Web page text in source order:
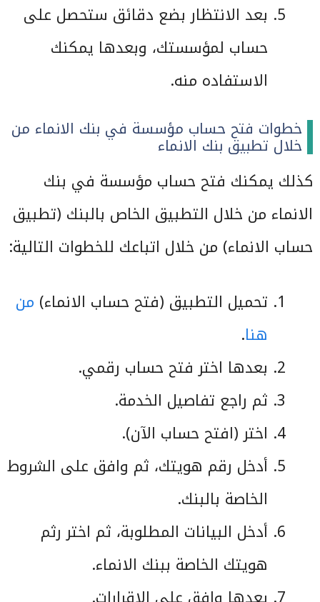
بعد الانتظار بضع دقائق ستحصل على
حساب لمؤسستك، وبعدها يمكنك
الاستفاده منه.
خطوات فتح حساب مؤسسة في بنك الانماء من
خلال تطبيق بنك الانماء
كذلك يمكنك فتح حساب مؤسسة في بنك
الانماء من خلال التطبيق الخاص بالبنك (تطبيق
حساب الانماء) من خلال اتباعك للخطوات التالية:
تحميل التطبيق (فتح حساب الانماء) من
هنا.
بعدها اختر فتح حساب رقمي.
ثم راجع تفاصيل الخدمة.
اختر (افتح حساب الآن).
أدخل رقم هويتك، ثم وافق على الشروط
الخاصة بالبنك.
أدخل البيانات المطلوبة، ثم اختر رثم
هويتك الخاصة ببنك الانماء.